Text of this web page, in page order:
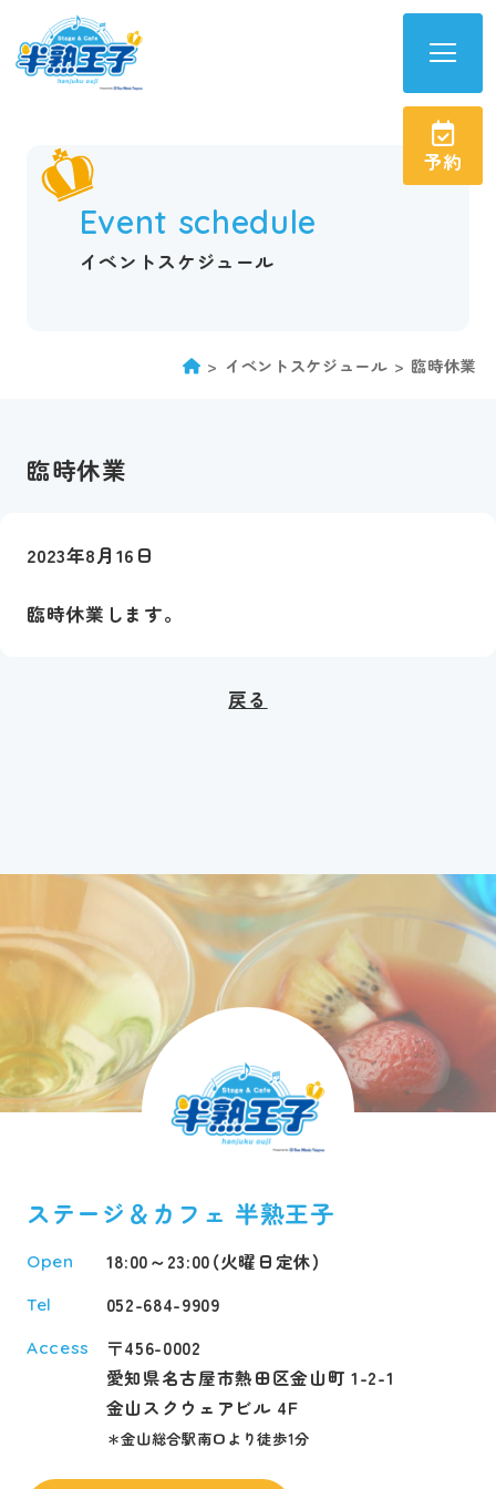
Event schedule
イベントスケジュール
イベントスケジュール 臨時休業
臨時休業
2023年8月16日
臨時休業します。
戻る
ステージ＆カフェ 半熟王子
Open 18:00～23:00（火曜日定休）
Tel 052-684-9909
Access
〒456-0002
愛知県名古屋市熱田区金山町 1-2-1
金山スクウェアビル 4F
＊金山総合駅南口より徒歩1分
半
熟
王
子
ュ
予約